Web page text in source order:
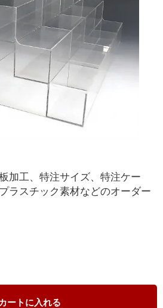
加工、特注サイズ、特注ケー
ラスチック素材などのオーダー
カートに入れる